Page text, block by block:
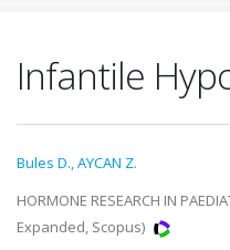
Infantile
Bules D.,AYCAN Z.
HORMONE RESEARCH IN
Expanded, Scopus)